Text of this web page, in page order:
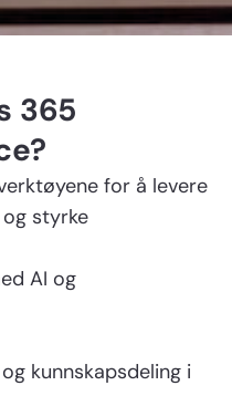
365
for å levere
styrke
AI og
kunnskapsdeling i